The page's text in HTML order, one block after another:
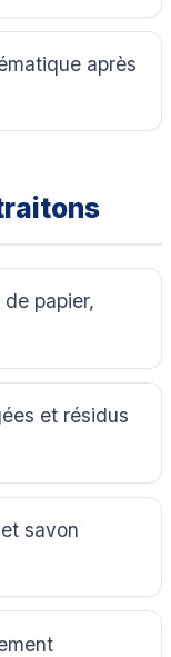
après
papier,
et résidus
savon